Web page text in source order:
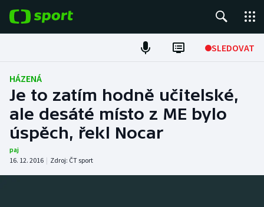
SLEDOVAT
Fotbal
Hokej
Tenis
Atletika
HÁZENÁ
Je to zatím hodně učitelské,
ale desáté místo z ME bylo
úspěch, řekl Nocar
paj
16. 12. 2016 | Zdroj: ČT sport